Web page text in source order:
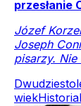
przesłanie
Józef
Joseph
pisarzy.
wiekHistoria